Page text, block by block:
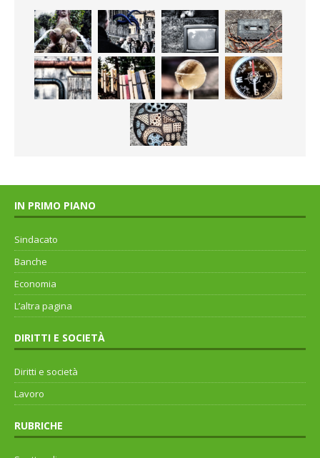
IN PRIMO PIANO
Sindacato
Banche
Economia
L’altra pagina
DIRITTI E SOCIETÀ
Diritti e società
Lavoro
RUBRICHE